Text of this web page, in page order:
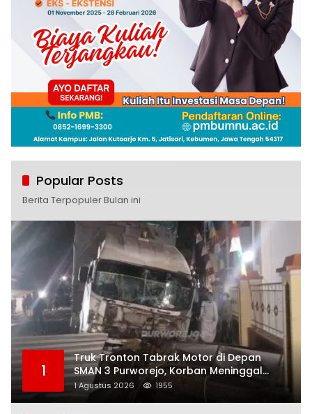
Popular Posts
Berita Terpopuler Bulan ini
1
Truk Tronton Tabrak Motor di Depan
SMAN 3 Purworejo, Korban Meninggal
Dunia, Polisi Masih Selidiki Penyebab
1 Agustus 2026 1955